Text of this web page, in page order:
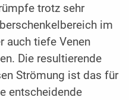
trotz sehr
im
auch tiefe Venen
Die resultierende
Strömung ist das für
entscheidende